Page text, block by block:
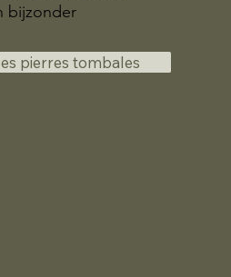
bijzonder
pierres tombales